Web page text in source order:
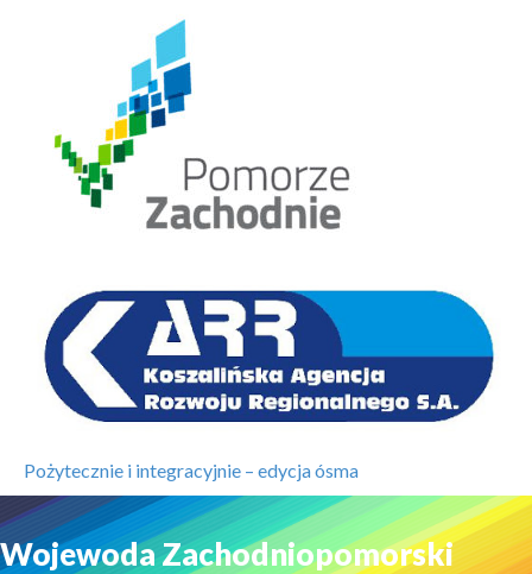
Pożytecznie i integracyjnie – edycja ósma
Wojewoda Zachodniopomorski